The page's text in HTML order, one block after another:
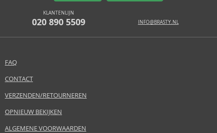
KLANTENLIJN
020 890 5509 INFO@BRASTY.NL
FAQ
CONTACT
VERZENDEN/RETOURNEREN
OPNIEUW BEKIJKEN
ALGEMENE VOORWAARDEN